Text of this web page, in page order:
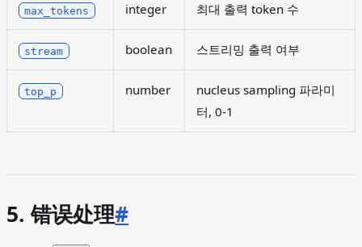
max_tokens integer 최대 출력 token 수
stream boolean 스트리밍 출력 여부
top_p number
nucleus sampling 파라미
터, 0-1
5. 错误处理#